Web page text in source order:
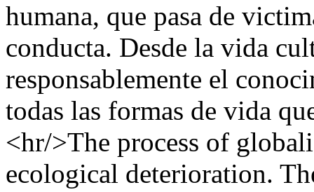
humana, que pasa de
conducta. Desde la vida
responsablemente el
todas las formas de vida
<hr/>The process of
ecological deterioration.